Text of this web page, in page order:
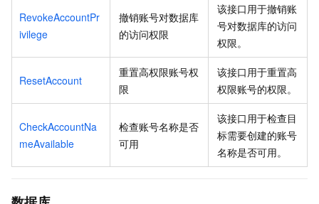
RevokeAccountPr
ivilege
撤销账号对数据库
的访问权限
该接口用于撤销账
号对数据库的访问
权限。
ResetAccount
重置高权限账号权
限
该接口用于重置高
权限账号的权限。
CheckAccountNa
meAvailable
检查账号名称是否
可用
该接口用于检查目
标需要创建的账号
名称是否可用。